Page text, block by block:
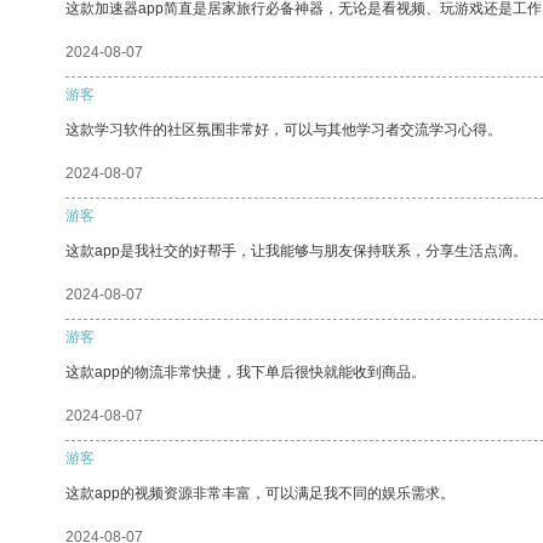
这款加速器app简直是居家旅行必备神器，无论是看视频、玩游戏还是工
2024-08-07
游客
这款学习软件的社区氛围非常好，可以与其他学习者交流学习心得。
2024-08-07
游客
这款app是我社交的好帮手，让我能够与朋友保持联系，分享生活点滴。
2024-08-07
游客
这款app的物流非常快捷，我下单后很快就能收到商品。
2024-08-07
游客
这款app的视频资源非常丰富，可以满足我不同的娱乐需求。
2024-08-07